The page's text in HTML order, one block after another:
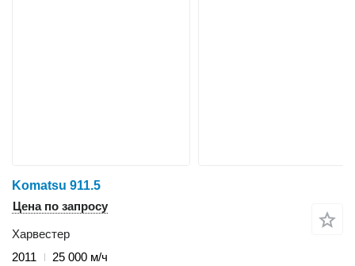
Komatsu 911.5
Цена по запросу
Харвестер
2011
25 000 м/ч